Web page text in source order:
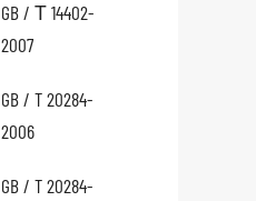
GB / Τ 14402-
2007
GB / T 20284-
2006
GB / T 20284-